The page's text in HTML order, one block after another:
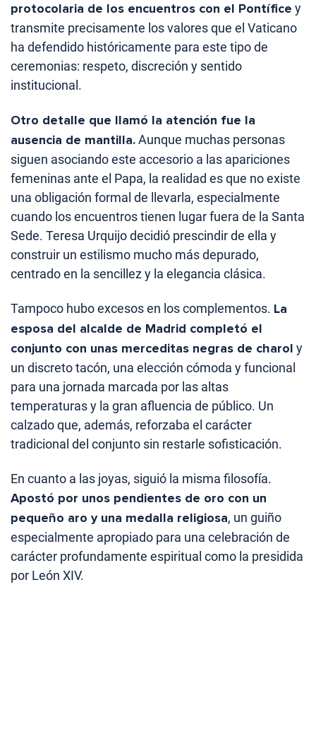
protocolaria de los encuentros con el Pontífice y
transmite precisamente los valores que el Vaticano
ha defendido históricamente para este tipo de
ceremonias: respeto, discreción y sentido
institucional.
Otro detalle que llamó la atención fue la
ausencia de mantilla.Aunque muchas personas
siguen asociando este accesorio a las apariciones
femeninas ante el Papa, la realidad es que no existe
una obligación formal de llevarla, especialmente
cuando los encuentros tienen lugar fuera de la Santa
Sede. Teresa Urquijo decidió prescindir de ella y
construir un estilismo mucho más depurado,
centrado en la sencillez y la elegancia clásica.
Tampoco hubo excesos en los complementos. La
esposa del alcalde de Madrid completó el
conjunto con unas merceditas negras de charol y
un discreto tacón, una elección cómoda y funcional
para una jornada marcada por las altas
temperaturas y la gran afluencia de público. Un
calzado que, además, reforzaba el carácter
tradicional del conjunto sin restarle sofisticación.
En cuanto a las joyas, siguió la misma filosofía.
Apostó por unos pendientes de oro con un
pequeño aro y una medalla religiosa, un guiño
especialmente apropiado para una celebración de
carácter profundamente espiritual como la presidida
por León XIV.